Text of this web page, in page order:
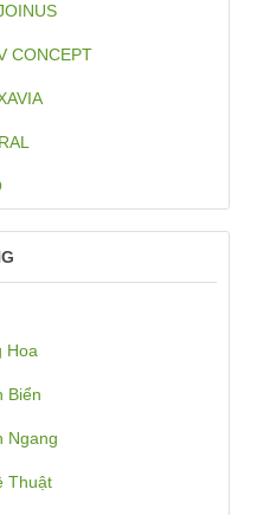
CONCEPT
Hoa
Biển
Ngang
Thuật